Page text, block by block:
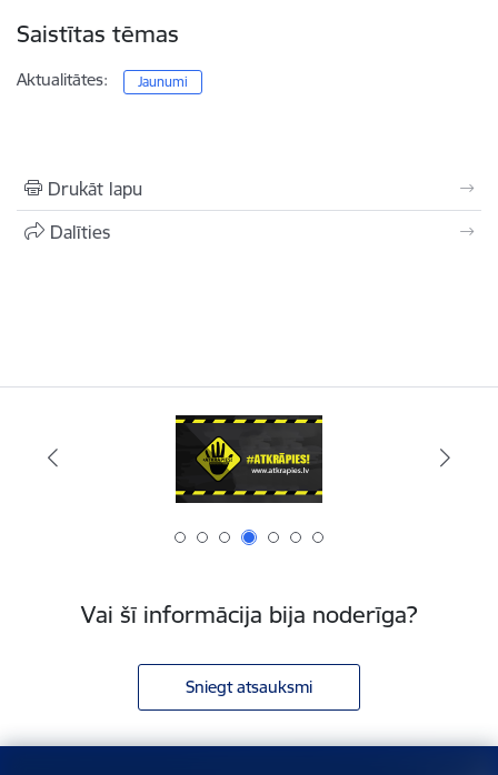
Saistītas tēmas
Aktualitātes: Jaunumi
Drukāt lapu
Dalīties
Vai šī informācija bija noderīga?
Sniegt atsauksmi